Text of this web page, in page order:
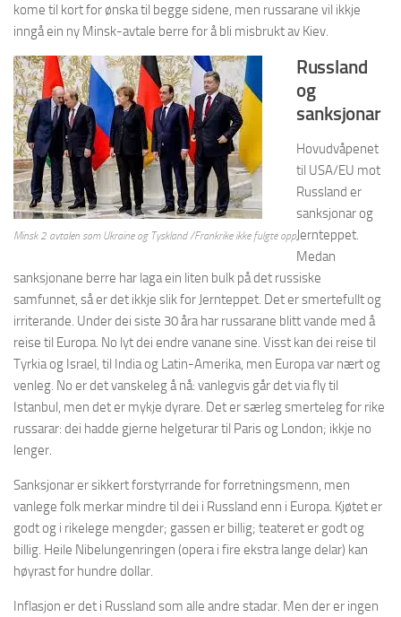
kome til kort for ønska til begge sidene, men russarane vil ikkje
inngå ein ny Minsk-avtale berre for å bli misbrukt av Kiev.
Minsk 2 avtalen som Ukraine og Tyskland /Frankrike ikke fulgte opp
Russland
og
sanksjonar
Hovudvåpenet
til USA/EU mot
Russland er
sanksjonar og
Jernteppet.
Medan
sanksjonane berre har laga ein liten bulk på det russiske
samfunnet, så er det ikkje slik for Jernteppet. Det er smertefullt og
irriterande. Under dei siste 30 åra har russarane blitt vande med å
reise til Europa. No lyt dei endre vanane sine. Visst kan dei reise til
Tyrkia og Israel, til India og Latin-Amerika, men Europa var nært og
venleg. No er det vanskeleg å nå: vanlegvis går det via fly til
Istanbul, men det er mykje dyrare. Det er særleg smerteleg for rike
russarar: dei hadde gjerne helgeturar til Paris og London; ikkje no
lenger.
Sanksjonar er sikkert forstyrrande for forretningsmenn, men
vanlege folk merkar mindre til dei i Russland enn i Europa. Kjøtet er
godt og i rikelege mengder; gassen er billig; teateret er godt og
billig. Heile Nibelungenringen (opera i fire ekstra lange delar) kan
høyrast for hundre dollar.
Inflasjon er det i Russland som alle andre stadar. Men der er ingen